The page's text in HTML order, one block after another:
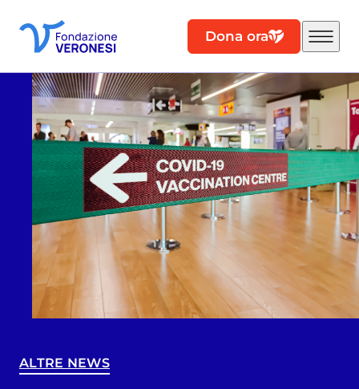
Dona ora
ALTRE NEWS